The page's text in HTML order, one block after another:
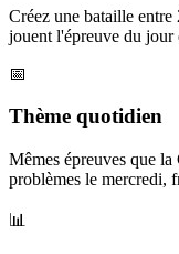
Créez une bataille entre
jouent l'épreuve du jour
📅
Thème quotidien
Mêmes épreuves que
problèmes le mercredi,
📊